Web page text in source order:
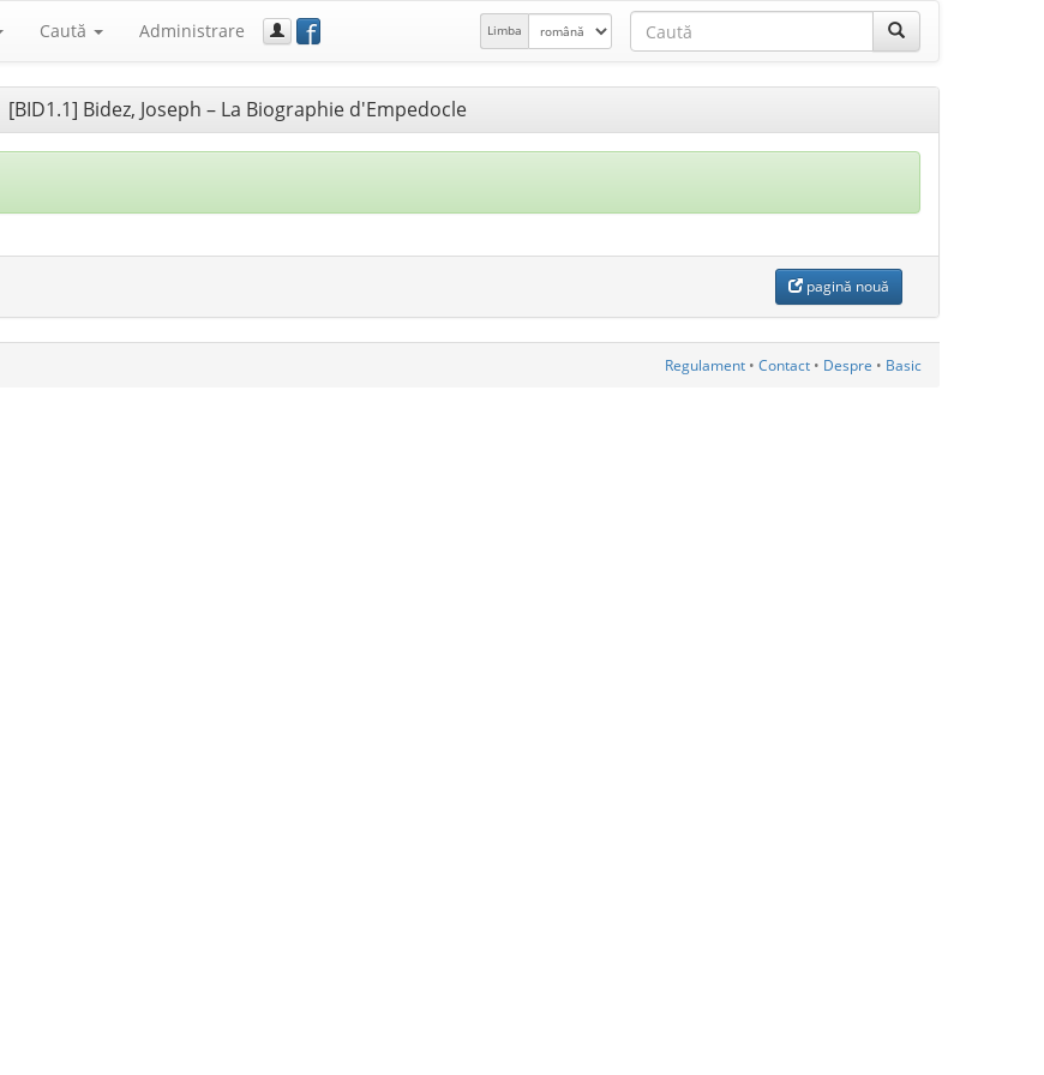
Caută Administrare f Limba
[BID1.1] Bidez, Joseph – La Biographie d'Empedocle
pagină nouă
Regulament • Contact • Despre • Basic